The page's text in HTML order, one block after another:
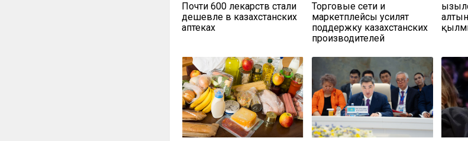
Почти 600 лекарств стали
дешевле в казахстанских
аптеках
Торговые сети и
маркетплейсы усилят
поддержку казахстанских
производителей